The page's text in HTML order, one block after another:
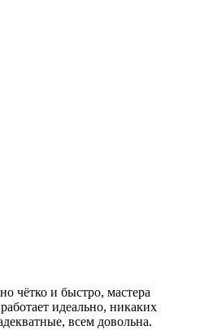
чётко и быстро, мастера
идеально, никаких
всем довольна.